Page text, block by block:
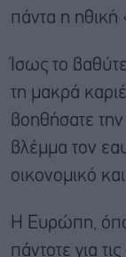
πάντα η ηθική
Ίσως το
τη μακρά
βοηθήσατε
βλέμμα τον
οικονομικό
Η Ευρώπη,
πάντοτε για